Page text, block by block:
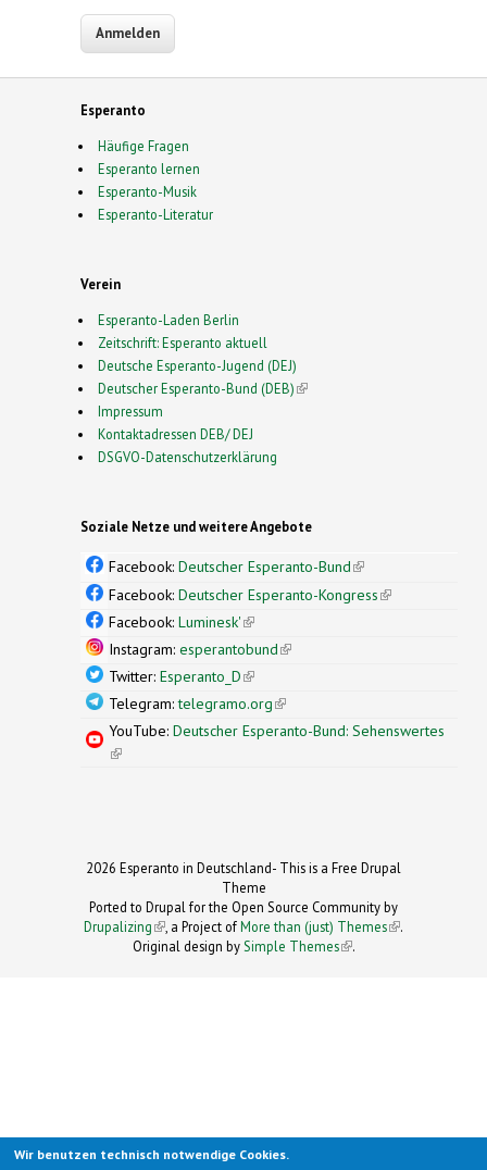
Esperanto
Häufige Fragen
Esperanto lernen
Esperanto-Musik
Esperanto-Literatur
Verein
Esperanto-Laden Berlin
Zeitschrift: Esperanto aktuell
Deutsche Esperanto-Jugend (DEJ)
Deutscher Esperanto-Bund (DEB)(link is external)
Impressum
Kontaktadressen DEB/ DEJ
DSGVO-Datenschutzerklärung
Soziale Netze und weitere Angebote
Facebook: Deutscher Esperanto-Bund(link is
external)
Facebook: Deutscher Esperanto-Kongress(link is
Facebook: Luminesk'(link is external)
Instagram: esperantobund(link is external)
Twitter: Esperanto_D(link is external)
Telegram:telegramo.org(link is external)
YouTube: Deutscher Esperanto-Bund: Sehenswertes
(link is external)
2026 Esperanto in Deutschland- This is a Free Drupal
Theme
Ported to Drupal for the Open Source Community by
Drupalizing(link is external)
, a Project ofMore than (just) Themes (link is
.
Original design by Simple Themes
(link is
.
Wir benutzen technisch notwendige Cookies.